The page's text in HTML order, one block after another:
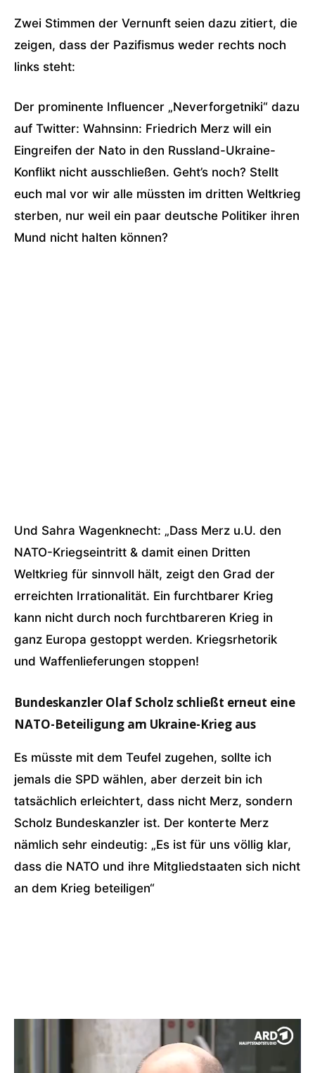
Zwei Stimmen der Vernunft seien dazu zitiert, die
zeigen, dass der Pazifismus weder rechts noch
links steht:
Der prominente Influencer „Neverforgetniki“ dazu
auf Twitter: Wahnsinn: Friedrich Merz will ein
Eingreifen der Nato in den Russland-Ukraine-
Konflikt nicht ausschließen. Geht’s noch? Stellt
euch mal vor wir alle müssten im dritten Weltkrieg
sterben, nur weil ein paar deutsche Politiker ihren
Mund nicht halten können?
Und Sahra Wagenknecht: „Dass Merz u.U. den
NATO-Kriegseintritt & damit einen Dritten
Weltkrieg für sinnvoll hält, zeigt den Grad der
erreichten Irrationalität. Ein furchtbarer Krieg
kann nicht durch noch furchtbareren Krieg in
ganz Europa gestoppt werden. Kriegsrhetorik
und Waffenlieferungen stoppen!
Bundeskanzler Olaf Scholz schließt erneut eine
NATO-Beteiligung am Ukraine-Krieg aus
Es müsste mit dem Teufel zugehen, sollte ich
jemals die SPD wählen, aber derzeit bin ich
tatsächlich erleichtert, dass nicht Merz, sondern
Scholz Bundeskanzler ist. Der konterte Merz
nämlich sehr eindeutig: „Es ist für uns völlig klar,
dass die NATO und ihre Mitgliedstaaten sich nicht
an dem Krieg beteiligen“